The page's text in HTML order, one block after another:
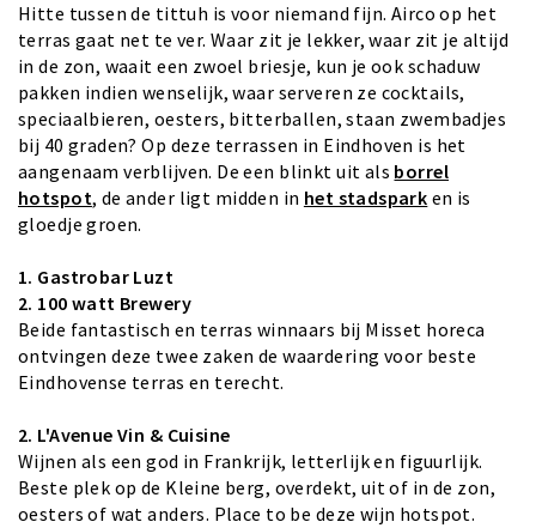
Hitte tussen de tittuh is voor niemand fijn. Airco op het
terras gaat net te ver. Waar zit je lekker, waar zit je altijd
in de zon, waait een zwoel briesje, kun je ook schaduw
pakken indien wenselijk, waar serveren ze cocktails,
speciaalbieren, oesters, bitterballen, staan zwembadjes
bij 40 graden? Op deze terrassen in Eindhoven is het
aangenaam verblijven. De een blinkt uit als borrel
hotspot, de ander ligt midden in het stadspark en is
gloedje groen.
1. Gastrobar Luzt
2. 100 watt Brewery
Beide fantastisch en terras winnaars bij Misset horeca
ontvingen deze twee zaken de waardering voor beste
Eindhovense terras en terecht.
2. L'Avenue Vin & Cuisine
Wijnen als een god in Frankrijk, letterlijk en figuurlijk.
Beste plek op de Kleine berg, overdekt, uit of in de zon,
oesters of wat anders. Place to be deze wijn hotspot.